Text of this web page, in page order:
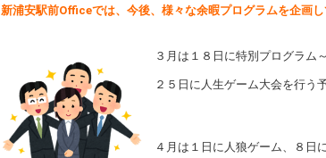
新浦安駅前Officeでは、今後、様々な余暇プログラムを企画し
３月は１８日に特別プログラム
２５日に人生ゲーム大会を行う
４月は１日に人狼ゲーム、８日